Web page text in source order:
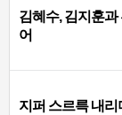
김혜수, 김지훈과
어
지퍼 스르륵 내